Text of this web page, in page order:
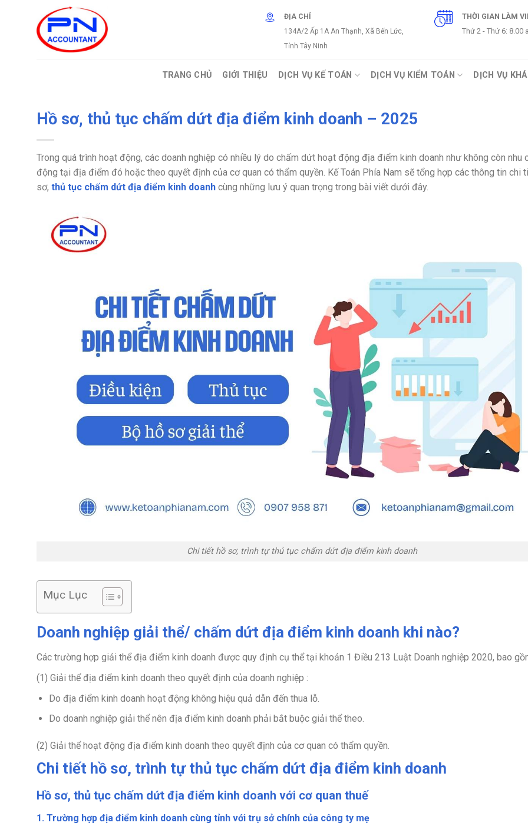
ĐỊA CHỈ
134A/2 Ấp 1A An Thạnh, Xã Bến Lức,
Tỉnh Tây Ninh
THỜI GIAN LÀM
Thứ 2 - Thứ 6: 8.00
TRANG CHỦ GIỚI THIỆU DỊCH VỤ KẾ TOÁN DỊCH VỤ KIỂM TOÁN DỊCH VỤ
Hồ sơ, thủ tục chấm dứt địa điểm kinh doanh – 2025
Trong quá trình hoạt động, các doanh nghiệp có nhiều lý do chấm dứt hoạt động địa điểm kinh doanh như không còn nhu
động tại địa điểm đó hoặc theo quyết định của cơ quan có thẩm quyền. Kế Toán Phía Nam sẽ tổng hợp các thông tin chi
sơ, thủ tục chấm dứt địa điểm kinh doanh cùng những lưu ý quan trọng trong bài viết dưới đây.
Chi tiết hồ sơ, trình tự thủ tục chấm dứt địa điểm kinh doanh
Mục Lục
Doanh nghiệp giải thể/ chấm dứt địa điểm kinh doanh khi nào?
Các trường hợp giải thể địa điểm kinh doanh được quy định cụ thể tại khoản 1 Điều 213 Luật Doanh nghiệp 2020, bao
(1) Giải thể địa điểm kinh doanh theo quyết định của doanh nghiệp :
Do địa điểm kinh doanh hoạt động không hiệu quả dẫn đến thua lỗ.
Do doanh nghiệp giải thể nên địa điểm kinh doanh phải bắt buộc giải thể theo.
(2) Giải thể hoạt động địa điểm kinh doanh theo quyết định của cơ quan có thẩm quyền.
Chi tiết hồ sơ, trình tự thủ tục chấm dứt địa điểm kinh doanh
Hồ sơ, thủ tục chấm dứt địa điểm kinh doanh với cơ quan thuế
1. Trường hợp địa điểm kinh doanh cùng tỉnh với trụ sở chính của công ty mẹ